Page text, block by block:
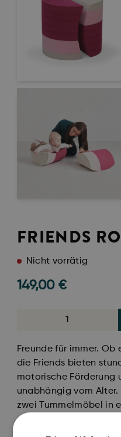
FRIENDS
Nicht vorrätig
149,00€
Freunde für immer.
die Friends bieten
motorische Förderung
unabhängig vom Alter.
zwei Tummelmöbel in
sie einen Zylinder, der
Hocker im